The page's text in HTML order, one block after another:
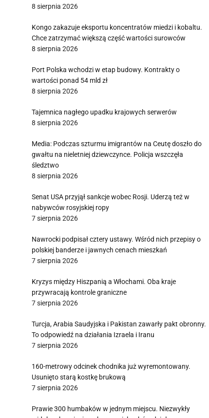
8 sierpnia 2026
Kongo zakazuje eksportu koncentratów miedzi i kobaltu.
Chce zatrzymać większą część wartości surowców
8 sierpnia 2026
Port Polska wchodzi w etap budowy. Kontrakty o
wartości ponad 54 mld zł
8 sierpnia 2026
Tajemnica nagłego upadku krajowych serwerów
8 sierpnia 2026
Media: Podczas szturmu imigrantów na Ceutę doszło do
gwałtu na nieletniej dziewczynce. Policja wszczęła
śledztwo
8 sierpnia 2026
Senat USA przyjął sankcje wobec Rosji. Uderzą też w
nabywców rosyjskiej ropy
7 sierpnia 2026
Nawrocki podpisał cztery ustawy. Wśród nich przepisy o
polskiej banderze i jawnych cenach mieszkań
7 sierpnia 2026
Kryzys między Hiszpanią a Włochami. Oba kraje
przywracają kontrole graniczne
7 sierpnia 2026
Turcja, Arabia Saudyjska i Pakistan zawarły pakt obronny.
To odpowiedź na działania Izraela i Iranu
7 sierpnia 2026
160-metrowy odcinek chodnika już wyremontowany.
Usunięto starą kostkę brukową
7 sierpnia 2026
Prawie 300 humbaków w jednym miejscu. Niezwykły